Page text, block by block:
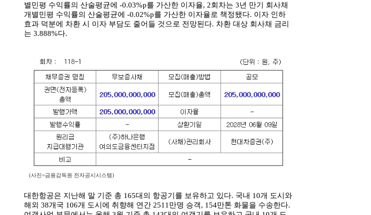
별민평 수익률의 산술평균에 -0.03%p를 가산한 이자율, 2회차는 3년 만기 회사채
개별민평 수익률의 산술평균에 -0.02%p를 가산한 이자율로 책정됐다. 이자 인하
효과 덕분에 차환 시 이자 부담도 줄어들 것으로 전망된다. 차환 대상 회사채 금리
는 3.888%다.
(사진=금융감독원 전자공시시스템)
대한항공은 지난해 말 기준 총 165대의 항공기를 보유하고 있다. 국내 10개 도시와
해외 38개국 106개 도시에 취향해 연간 2511만명 승객, 154만톤 화물을 수송한다.